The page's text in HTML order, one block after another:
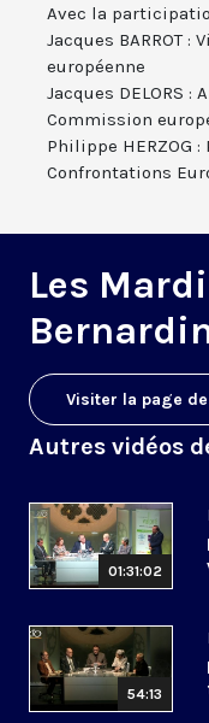
Avec la
Jacques BARROT
européenne
Jacques DELORS :
Commission
Philippe HERZOG
Confrontations
Les
Visiter la page
Autres vidéos
01:31:02
54:13